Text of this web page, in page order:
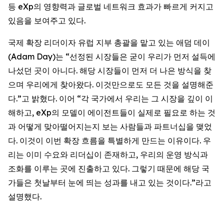
등 eXp의 영향력과 글로벌 네트워크 효과가 빠르게 커지고
있음을 보여주고 있다.
국제 확장 리더이자 유럽 지부 총괄을 맡고 있는 애덤 데이
(Adam Day)는 “선정된 시장들은 굳이 우리가 먼저 설득에
나섰던 곳이 아니다. 해당 시장들이 먼저 더 나은 방식을 찾
으며 우리에게 찾아왔다. 이것만으로도 모든 것을 설명해준
다.”고 밝혔다. 이어 “각 국가에서 우리는 그 시장을 깊이 이
해하고, eXp의 모델이 에이전트들이 실제로 필요로 하는 것
과 어떻게 맞아떨어지는지 보는 사람들과 파트너십을 맺었
다. 이것이 이번 확장 흐름을 특별하게 만드는 이유이다. 우
리는 이미 수요와 리더십이 존재하고, 우리의 운영 방식과
조화를 이루는 곳에 진출하고 있다. 그렇기 때문에 해당 국
가들은 첫날부터 눈에 띄는 성과를 내고 있는 것이다.”라고
설명했다.